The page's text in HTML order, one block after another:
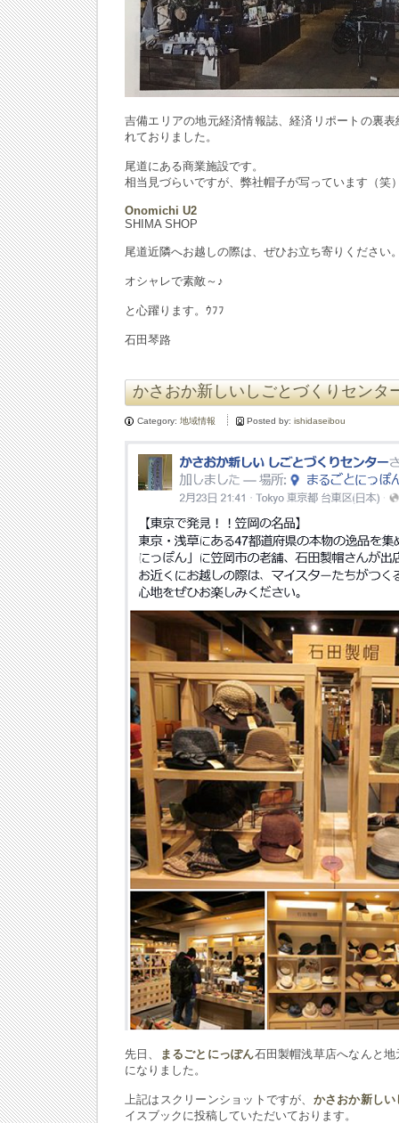
吉備エリアの地元経済情報誌、経済リポートの裏
れておりました。
尾道にある商業施設です。
相当見づらいですが、弊社帽子が写っています（笑
Onomichi U2
SHIMA SHOP
尾道近隣へお越しの際は、ぜひお立ち寄りください
オシャレで素敵～♪
と心躍ります。ｳﾌﾌ
石田琴路
かさおか新しいしごとづくりセンタ
Category: 地域情報 Posted by: ishidaseibou
先日、 まるごとにっぽん石田製帽浅草店へなんと
になりました。
上記はスクリーンショットですが、 かさおか新し
イスブックに投稿していただいております。